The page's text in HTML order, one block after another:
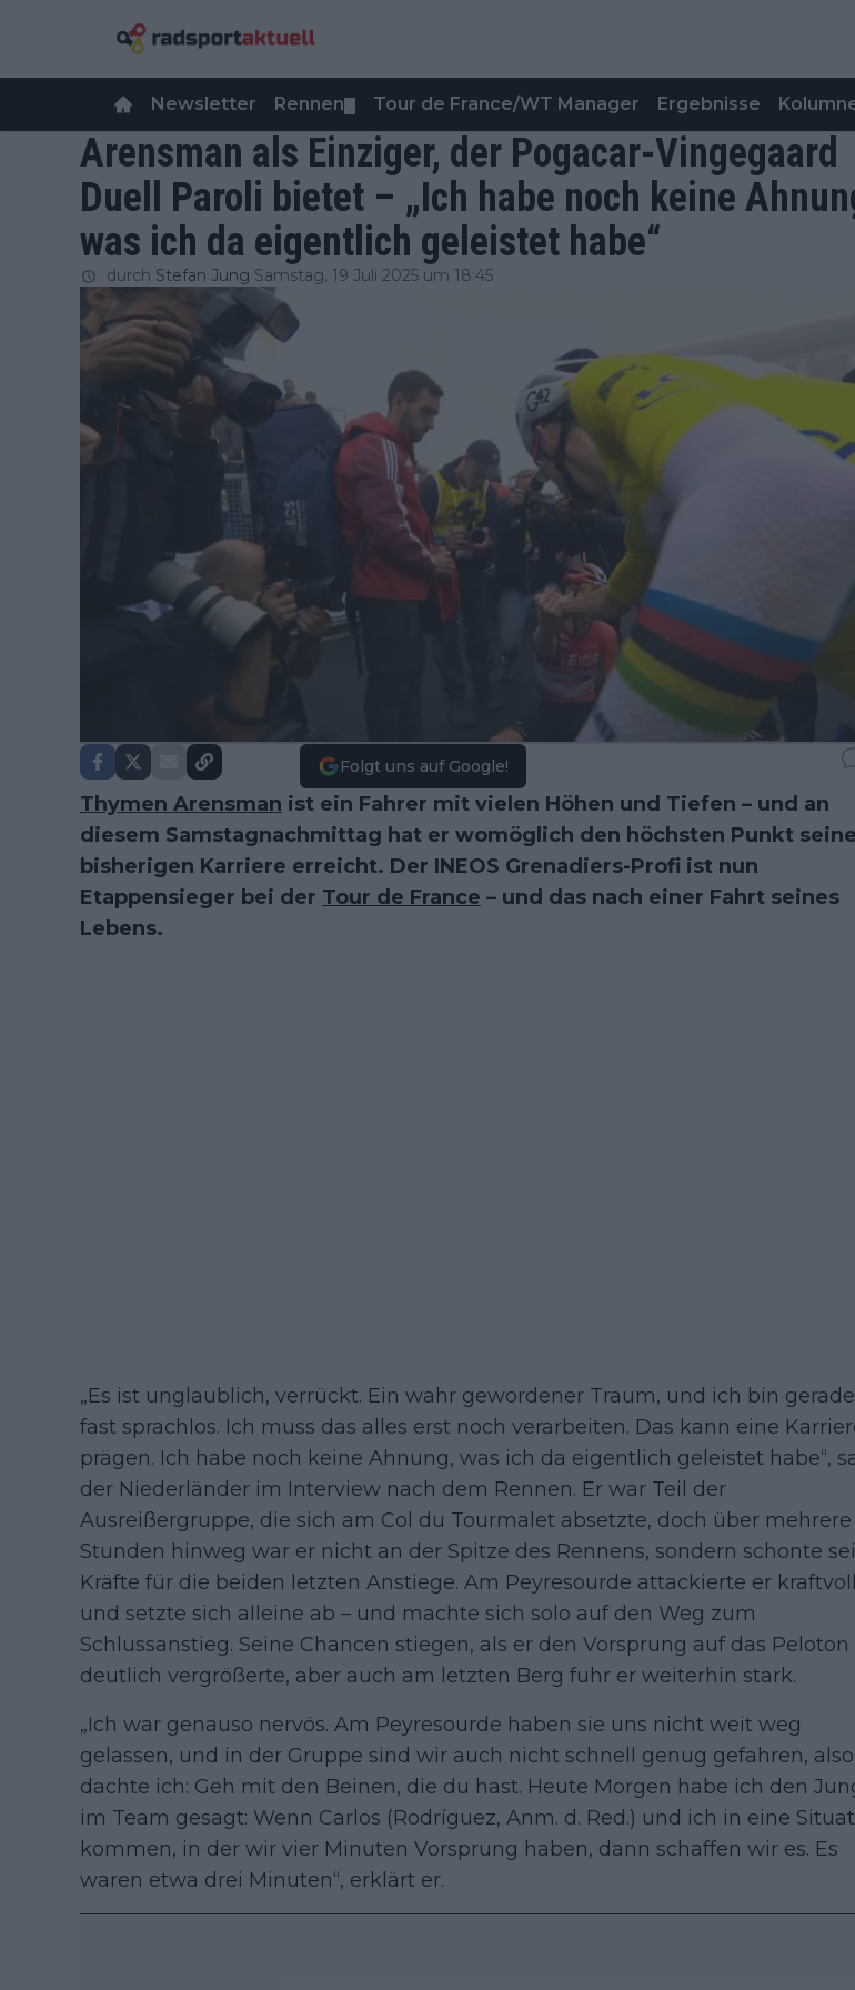
Newsletter Rennen Tour de France/WT Manager Ergebnisse
Arensman als Einziger, der Pogacar-Vingegaard
Duell Paroli bietet – „Ich habe noch keine
was ich da eigentlich geleistet habe“
durch Stefan Jung Samstag, 19 Juli 2025 um 18:45
Folgt uns auf Google!
Thymen Arensman ist ein Fahrer mit vielen Höhen und Tiefen – und an
diesem Samstagnachmittag hat er womöglich den höchsten Punkt
bisherigen Karriere erreicht. Der INEOS Grenadiers-Profi ist nun
Etappensieger bei der Tour de France – und das nach einer Fahrt seines
Lebens.
„Es ist unglaublich, verrückt. Ein wahr gewordener Traum, und ich bin gerade
fast sprachlos. Ich muss das alles erst noch verarbeiten. Das kann eine
prägen. Ich habe noch keine Ahnung, was ich da eigentlich geleistet habe“,
der Niederländer im Interview nach dem Rennen. Er war Teil der
Ausreißergruppe, die sich am Col du Tourmalet absetzte, doch über mehrere
Stunden hinweg war er nicht an der Spitze des Rennens, sondern schonte
Kräfte für die beiden letzten Anstiege. Am Peyresourde attackierte er kraftvoll
und setzte sich alleine ab – und machte sich solo auf den Weg zum
Schlussanstieg. Seine Chancen stiegen, als er den Vorsprung auf das Peloton
deutlich vergrößerte, aber auch am letzten Berg fuhr er weiterhin stark.
„Ich war genauso nervös. Am Peyresourde haben sie uns nicht weit weg
gelassen, und in der Gruppe sind wir auch nicht schnell genug gefahren, also
dachte ich: Geh mit den Beinen, die du hast. Heute Morgen habe ich den
im Team gesagt: Wenn Carlos (Rodríguez, Anm. d. Red.) und ich in eine
kommen, in der wir vier Minuten Vorsprung haben, dann schaffen wir es. Es
waren etwa drei Minuten“, erklärt er.